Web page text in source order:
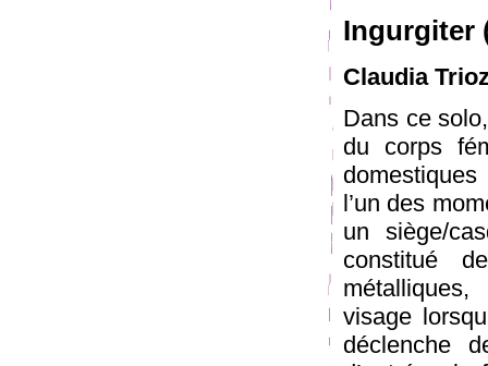
Ingurgiter
Claudia
Dans ce
du corps
l’un des
un siège/
constitué
visage
déclenche